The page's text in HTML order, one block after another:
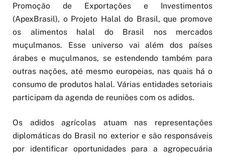
Promoção de Exportações e Investimentos
(ApexBrasil), o Projeto Halal do Brasil, que promove
os alimentos halal do Brasil nos mercados
muçulmanos. Esse universo vai além dos países
árabes e muçulmanos, se estendendo também para
outras nações, até mesmo europeias, nas quais há o
consumo de produtos halal. Várias entidades setoriais
participam da agenda de reuniões com os adidos.
Os adidos agrícolas atuam nas representações
diplomáticas do Brasil no exterior e são responsáveis
por identificar oportunidades para a agropecuária